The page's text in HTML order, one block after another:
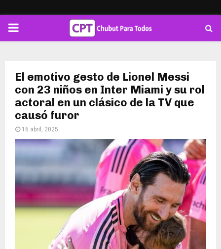
PRIMARY
El emotivo gesto de Lionel Messi
con 23 niños en Inter Miami y su rol
actoral en un clásico de la TV que
causó furor
16 abril, 2025